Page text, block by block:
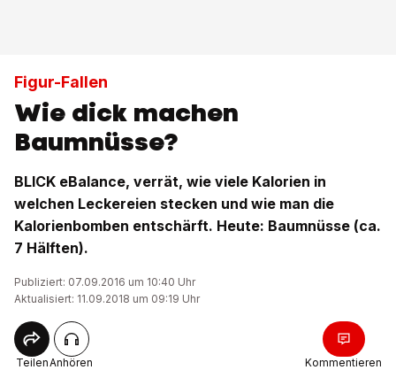
Figur-Fallen
Wie dick machen
Baumnüsse?
BLICK eBalance, verrät, wie viele Kalorien in
welchen Leckereien stecken und wie man die
Kalorienbomben entschärft. Heute: Baumnüsse (ca.
7 Hälften).
Publiziert: 07.09.2016 um 10:40 Uhr
Aktualisiert: 11.09.2018 um 09:19 Uhr
TeilenAnhören Kommentieren